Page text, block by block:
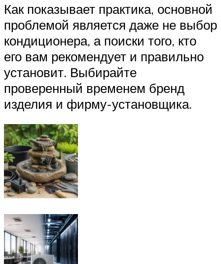
Как показывает практика, основной
проблемой является даже не выбор
кондиционера, а поиски того, кто
его вам рекомендует и правильно
установит. Выбирайте
проверенный временем бренд
изделия и фирму-установщика.